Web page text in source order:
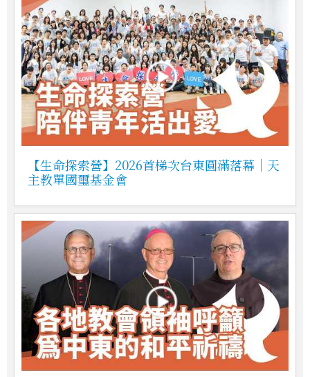
【生命探索營】2026首梯次台東圓滿落幕｜天
主教單國璽基金會